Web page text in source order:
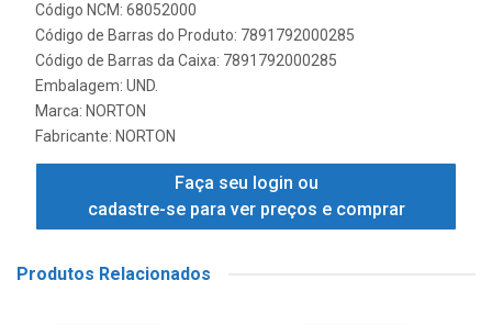
Código NCM: 68052000
Código de Barras do Produto: 7891792000285
Código de Barras da Caixa: 7891792000285
Embalagem: UND.
Marca: NORTON
Fabricante: NORTON
Faça seu login ou
cadastre-se para ver preços e comprar
Produtos Relacionados